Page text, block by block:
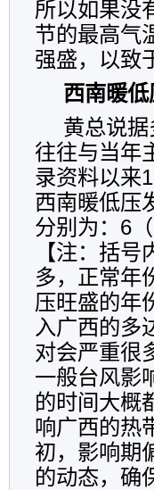
所以如果没
节的最高气
强盛，以致
西南暖
黄总说
往往与当年
录资料以来
西南暖低压
分别为：6
【注：括
多，正常年
压旺盛的年
入广西的多
对会严重很
一般台风影
的时间大概
响广西的热
初，影响期
的动态，确